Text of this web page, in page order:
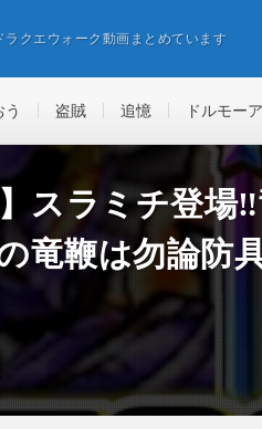
ラクエウォーク動画まとめています
う 盗賊 追憶 ドルモーア
スラミチ登場
竜鞭は勿論防